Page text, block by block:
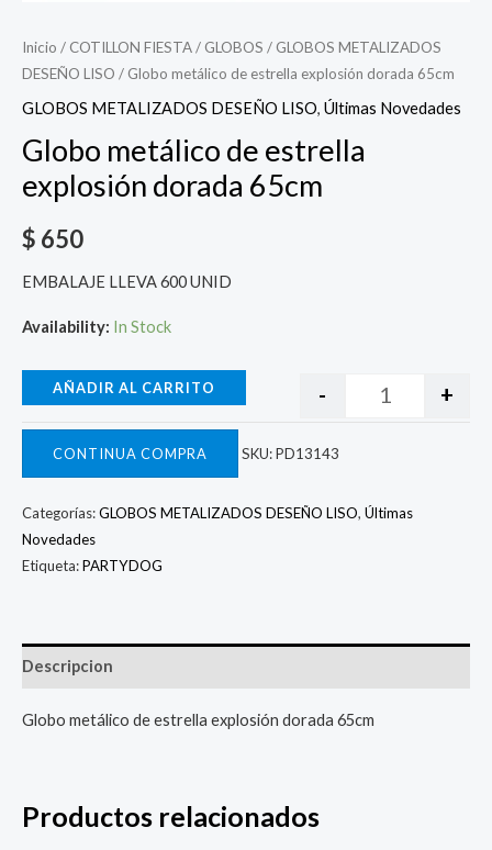
Inicio / COTILLON FIESTA/ GLOBOS / GLOBOS METALIZADOS
DESEÑO LISO / Globo metálico de estrella explosión dorada 65cm
GLOBOS METALIZADOS DESEÑO LISO, Últimas Novedades
Globo metálico de estrella
explosión dorada 65cm
$ 650
EMBALAJE LLEVA 600 UNID
Availability: In Stock
- +
AÑADIR AL CARRITO
CONTINUA COMPRA SKU:PD13143
Categorías:GLOBOS METALIZADOS DESEÑO LISO, Últimas
Novedades
Etiqueta:PARTYDOG
Descripcion
Globo metálico de estrella explosión dorada 65cm
Productos relacionados